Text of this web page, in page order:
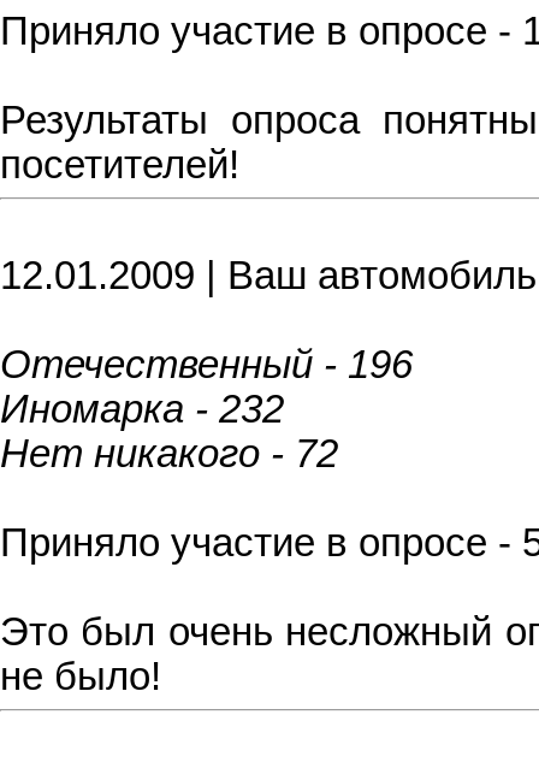
Приняло участие в опросе -
Результаты опроса
посетителей!
12.01.2009 | Ваш
Отечественный - 196
Иномарка - 232
Нет никакого - 72
Приняло участие в опросе -
Это был очень несложный
не было!